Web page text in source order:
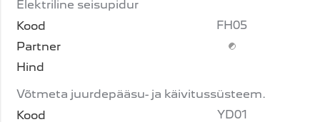
Elektriline seisupidur
FH05
Lisavarustus
Võtmeta juurdepääsu- ja käivitussüsteem.
YD01